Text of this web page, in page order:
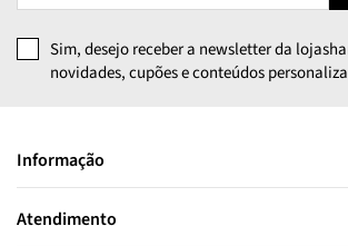
Sim, desejo receber a newsletter da
novidades, cupões e conteúdos
Informação
Atendimento